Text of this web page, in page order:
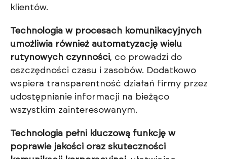
klientów.
Technologia w procesach komunikacyjnych
umożliwia również automatyzację wielu
rutynowych czynności, co prowadzi do
oszczędności czasu i zasobów. Dodatkowo
wspiera transparentność działań firmy przez
udostępnianie informacji na bieżąco
wszystkim zainteresowanym.
Technologia pełni kluczową funkcję w
poprawie jakości oraz skuteczności